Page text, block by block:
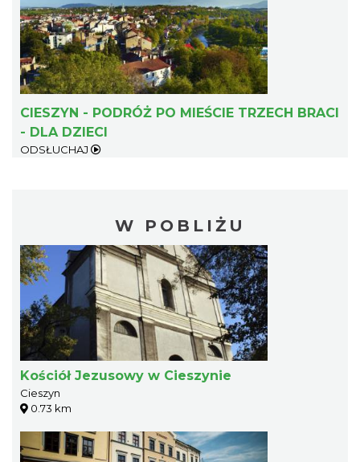
CIESZYN - PODRÓŻ PO MIEŚCIE TRZECH BRACI
- DLA DZIECI
ODSŁUCHAJ
W POBLIŻU
Kościół Jezusowy w Cieszynie
Cieszyn
0.73 km